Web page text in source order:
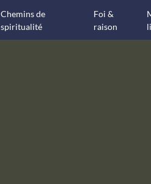
Chemins de
spiritualité
Foi &
raison